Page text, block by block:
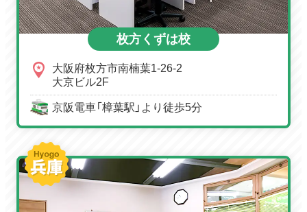
枚方くずは校
大阪府枚方市南楠葉1-26-2
大京ビル2F
京阪電車「樟葉駅」より徒歩5分